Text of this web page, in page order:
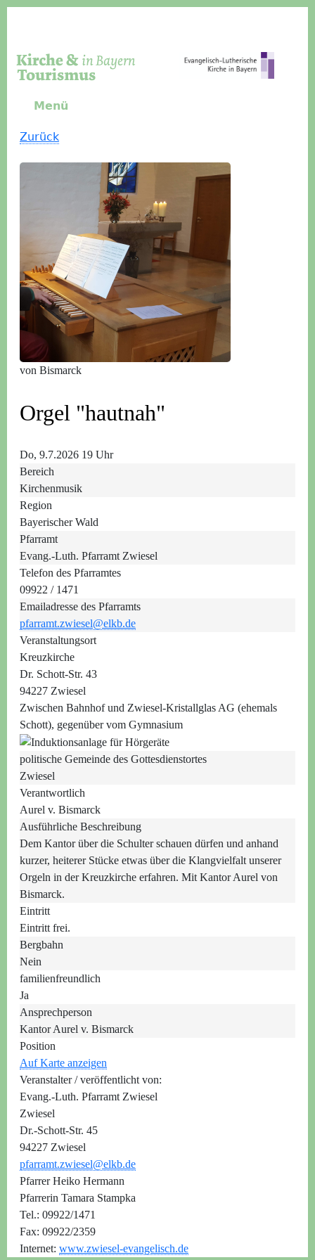
Menü
Zurück
von Bismarck
Orgel "hautnah"
Do, 9.7.2026 19 Uhr
Bereich
Kirchenmusik
Region
Bayerischer Wald
Pfarramt
Evang.-Luth. Pfarramt Zwiesel
Telefon des Pfarramtes
09922 / 1471
Emailadresse des Pfarramts
pfarramt.zwiesel@elkb.de
Veranstaltungsort
Kreuzkirche
Dr. Schott-Str. 43
94227 Zwiesel
Zwischen Bahnhof und Zwiesel-Kristallglas AG (ehemals
Schott), gegenüber vom Gymnasium
politische Gemeinde des Gottesdienstortes
Zwiesel
Verantwortlich
Aurel v. Bismarck
Ausführliche Beschreibung
Dem Kantor über die Schulter schauen dürfen und anhand
kurzer, heiterer Stücke etwas über die Klangvielfalt unserer
Orgeln in der Kreuzkirche erfahren. Mit Kantor Aurel von
Bismarck.
Eintritt
Eintritt frei.
Bergbahn
Nein
familienfreundlich
Ja
Ansprechperson
Kantor Aurel v. Bismarck
Position
Auf Karte anzeigen
Veranstalter / veröffentlicht von:
Evang.-Luth. Pfarramt Zwiesel
Zwiesel
Dr.-Schott-Str. 45
94227 Zwiesel
pfarramt.zwiesel@elkb.de
Pfarrer Heiko Hermann
Pfarrerin Tamara Stampka
Tel.: 09922/1471
Fax: 09922/2359
Internet: www.zwiesel-evangelisch.de